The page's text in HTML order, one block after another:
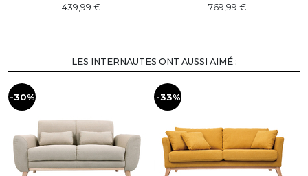
439,99 769,99
LES INTERNAUTES ONT AUSSI AIMÉ :
-30% -33%